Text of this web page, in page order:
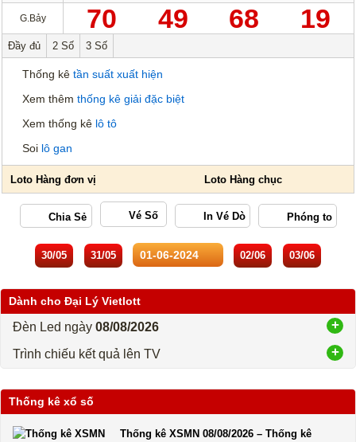
G.Bảy 70 49 68 19
Đầy đủ 2 Số 3 Số
Thống kê tần suất xuất hiện
Xem thêm thống kê giải đặc biệt
Xem thống kê lô tô
Soi lô gan
Vé Số
30/05 31/05 02/06 03/06
Dành cho Đại Lý Vietlott
Đèn Led ngày 08/08/2026
Trình chiếu kết quả lên TV
Thống kê xổ số
Thống kê XSMN 08/08/2026 – Thống kê